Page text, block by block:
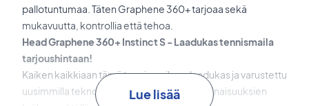
pallotuntumaa. Täten Graphene 360+ tarjoaa sekä
mukavuutta, kontrollia että tehoa.
Head Graphene 360+ Instinct S - Laadukas tennismaila
tarjoushintaan!
Kaiken kaikkiaan tämä tennismaila on laadukas ja varustettu
uusimmilla teknologioilla. Hyvien voimaominaisuuksien
Lue lisää